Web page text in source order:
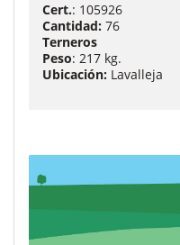
Cert.: 105926
Cantidad: 76
Terneros
Peso: 217 kg.
Ubicación: Lavalleja